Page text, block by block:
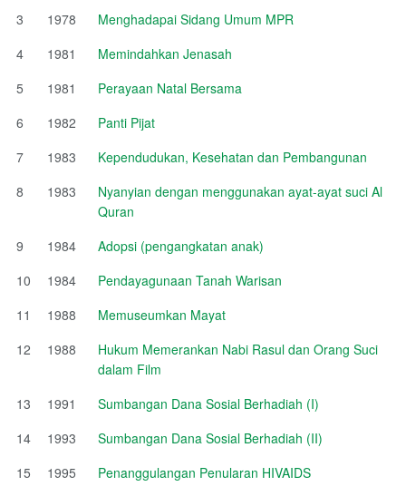
3
1978
Menghadapai Sidang Umum MPR
4
1981
Memindahkan Jenasah
5
1981
Perayaan Natal Bersama
6
1982
Panti Pijat
7
1983
Kependudukan, Kesehatan dan Pembangunan
8
1983
Nyanyian dengan menggunakan ayat-ayat suci Al
Quran
9
1984
Adopsi (pengangkatan anak)
10
1984
Pendayagunaan Tanah Warisan
11
1988
Memuseumkan Mayat
12
1988
Hukum Memerankan Nabi Rasul dan Orang Suci
dalam Film
13
1991
Sumbangan Dana Sosial Berhadiah (I)
14
1993
Sumbangan Dana Sosial Berhadiah (II)
15
1995
Penanggulangan Penularan HIVAIDS